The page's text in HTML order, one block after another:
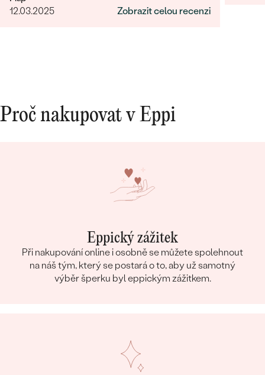
TVAR:
Round
12.03.2025
Zobrazit celou recenzi
Proč nakupovat v Eppi
Eppický zážitek
Při nakupování online i osobně se můžete spolehnout
na náš tým, který se postará o to, aby už samotný
výběr šperku byl eppickým zážitkem.